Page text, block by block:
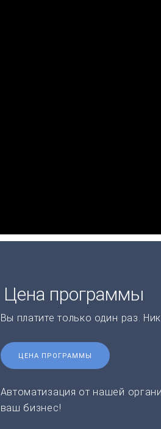
Цена программы
Вы платите только один раз.
ЦЕНА ПРОГРАММЫ
Автоматизация от нашей
ваш бизнес!